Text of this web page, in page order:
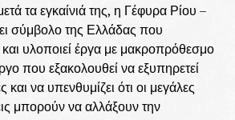
τα εγκαίνιά της, η Γέφυρα Ρίου –
σύμβολο της Ελλάδας που
και υλοποιεί έργα με μακροπρόθεσμο
που εξακολουθεί να εξυπηρετεί
και να υπενθυμίζει ότι οι μεγάλες
μπορούν να αλλάξουν την